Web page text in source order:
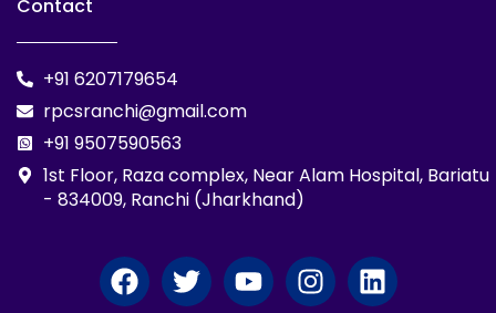
Contact
+91 6207179654
rpcsranchi@gmail.com
+91 9507590563
1st Floor, Raza complex, Near Alam Hospital, Bariatu
- 834009, Ranchi (Jharkhand)
F
a
T
w
Y
o
I
n
L
i